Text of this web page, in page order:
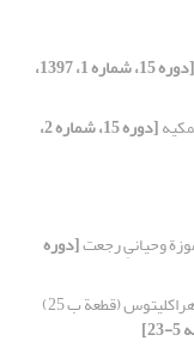
[دوره 15، شماره 1، 1397،
[دوره 15، شماره 2،
وحیانیِ رجعت[دوره
ملاحظاتی در باب آموزة هراکلیتوس (قطعة ب 25)